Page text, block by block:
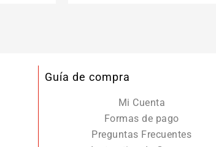
Guía de compra
Mi Cuenta
Formas de pago
Preguntas Frecuentes